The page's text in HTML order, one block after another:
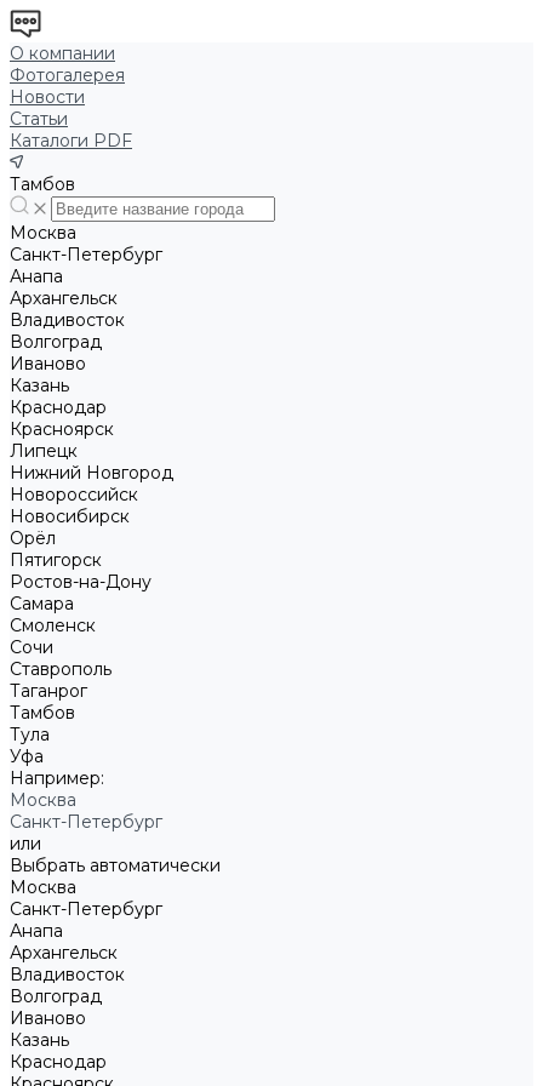
О компании
Фотогалерея
Новости
Статьи
Каталоги PDF
Тамбов
Москва
Санкт-Петербург
Анапа
Архангельск
Владивосток
Волгоград
Иваново
Казань
Краснодар
Красноярск
Липецк
Нижний Новгород
Новороссийск
Новосибирск
Орёл
Пятигорск
Ростов-на-Дону
Самара
Смоленск
Сочи
Ставрополь
Таганрог
Тамбов
Тула
Уфа
Например:
Москва
Санкт-Петербург
или
Выбрать автоматически
Москва
Санкт-Петербург
Анапа
Архангельск
Владивосток
Волгоград
Иваново
Казань
Краснодар